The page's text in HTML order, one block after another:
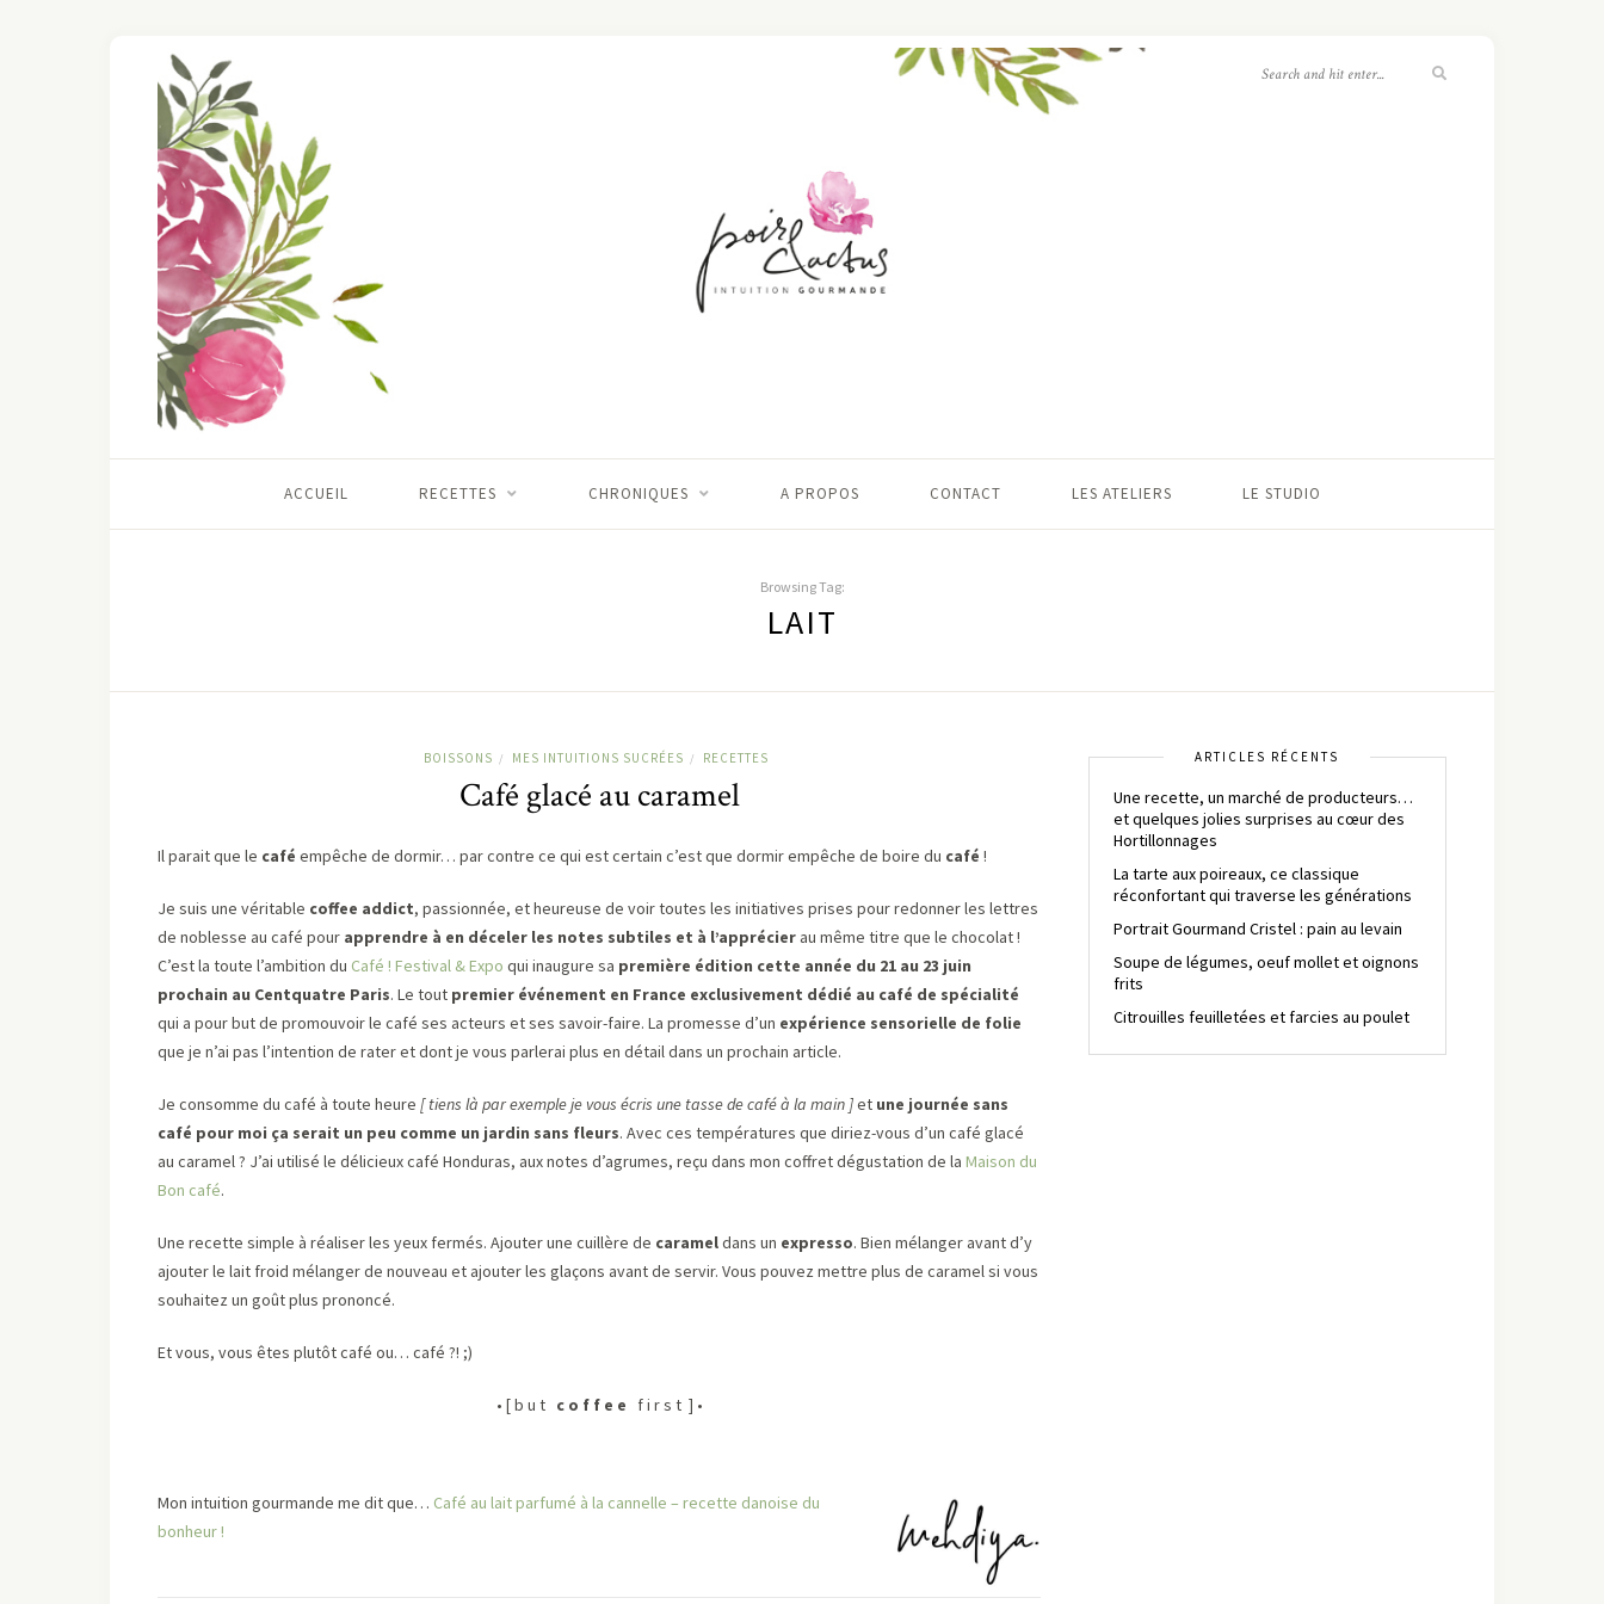
ACCUEIL RECETTES CHRONIQUES A PROPOS CONTACT LES ATELIERS LE STUDIO
Browsing Tag:
LAIT
BOISSONS / MES INTUITIONS SUCRÉES / RECETTES
Café glacé au caramel
Il parait que le café empêche de dormir… par contre ce qui est certain c’est que dormir empêche de boire du café !
Je suis une véritable coffee addict, passionnée, et heureuse de voir toutes les initiatives prises pour redonner les lettres
de noblesse au café pour apprendre à en déceler les notes subtiles et à l’apprécier au même titre que le chocolat !
C’est la toute l’ambition du Café ! Festival & Expo qui inaugure sa première édition cette année du 21 au 23 juin
prochain au Centquatre Paris. Le tout premier événement en France exclusivement dédié au café de spécialité
qui a pour but de promouvoir le café ses acteurs et ses savoir-faire. La promesse d’un expérience sensorielle de folie
que je n’ai pas l’intention de rater et dont je vous parlerai plus en détail dans un prochain article.
Je consomme du café à toute heure [tiens là par exemple je vous écris une tasse de café à la main ]et une journée sans
café pour moi ça serait un peu comme un jardin sans fleurs. Avec ces températures que diriez-vous d’un café glacé
au caramel ? J’ai utilisé le délicieux café Honduras, aux notes d’agrumes, reçu dans mon coffret dégustation de la Maison du
Bon café.
Une recette simple à réaliser les yeux fermés. Ajouter une cuillère de carameldans un expresso. Bien mélanger avant d’y
ajouter le lait froid mélanger de nouveau et ajouter les glaçons avant de servir. Vous pouvez mettre plus de caramel si vous
souhaitez un goût plus prononcé.
Et vous, vous êtes plutôt café ou… café ?! ;)
• [ b u t c o f f e e f i r s t ] •
Mon intuition gourmande me dit que… Café au lait parfumé à la cannelle – recette danoise du
bonheur !
ARTICLES RÉCENTS
Une recette, un marché de producteurs…
et quelques jolies surprises au cœur des
Hortillonnages
La tarte aux poireaux, ce classique
réconfortant qui traverse les générations
Portrait Gourmand Cristel : pain au levain
Soupe de légumes, oeuf mollet et oignons
frits
Citrouilles feuilletées et farcies au poulet